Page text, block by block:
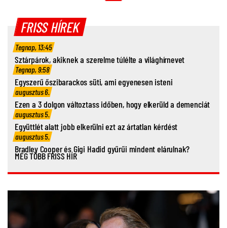
FRISS HÍREK
Tegnap, 13:45
Sztárpárok, akiknek a szerelme túlélte a világhírnevet
Tegnap, 9:58
Egyszerű őszibarackos süti, ami egyenesen isteni
augusztus 6.
Ezen a 3 dolgon változtass időben, hogy elkerüld a demenciát
augusztus 5.
Együttlét alatt jobb elkerülni ezt az ártatlan kérdést
augusztus 5.
Bradley Cooper és Gigi Hadid gyűrűi mindent elárulnak?
MÉG TÖBB FRISS HÍR